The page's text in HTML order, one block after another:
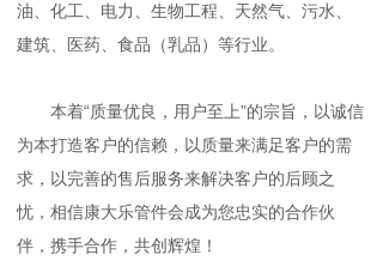
油、化工、电力、生物工程、天然气、污水、
建筑、医药、食品（乳品）等行业。
本着“质量优良，用户至上”的宗旨，以诚信
为本打造客户的信赖，以质量来满足客户的需
求，以完善的售后服务来解决客户的后顾之
忧，相信康大乐管件会成为您忠实的合作伙
伴，携手合作，共创辉煌！